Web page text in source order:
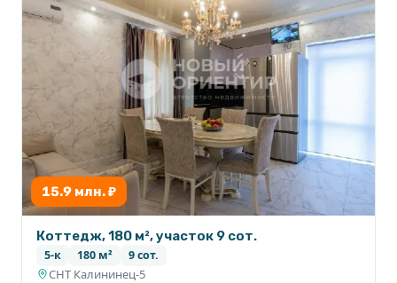
15.9 млн. ₽
Коттедж, 180 м², участок 9 сот.
5-к 180 м² 9 сот.
СНТ Калининец-5